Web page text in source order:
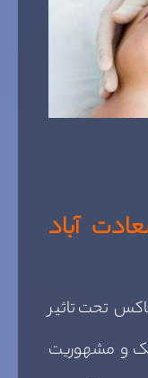
آباد
تحت تاثیر
و مشهوریت